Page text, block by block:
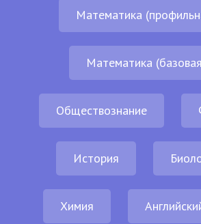
Математика
Математика
Обществознание
История
Химия